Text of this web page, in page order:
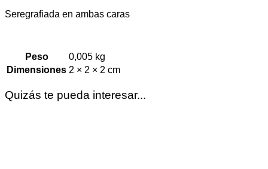
Seregrafiada en ambas caras
Peso
0,005 kg
Dimensiones 2 × 2 × 2 cm
Quizás te pueda interesar...